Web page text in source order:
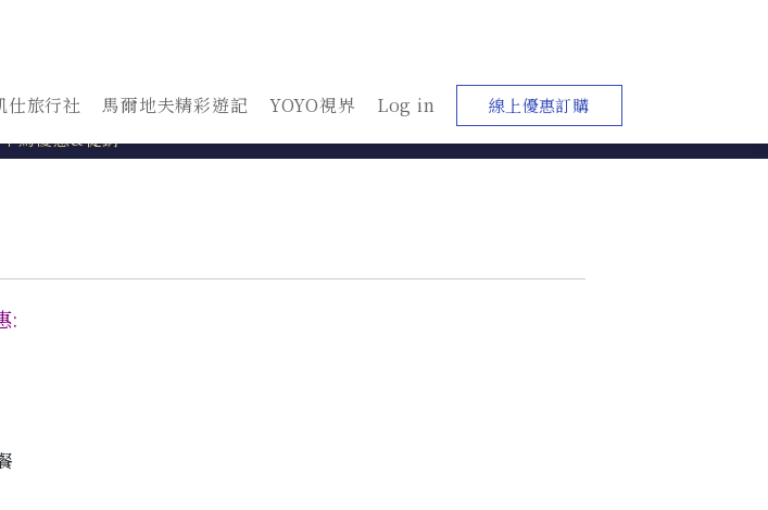
仕旅行社 馬爾地夫精彩遊記 YOYO視界 Log in 線上優惠訂購
新消息
鳥優惠&促銷
: